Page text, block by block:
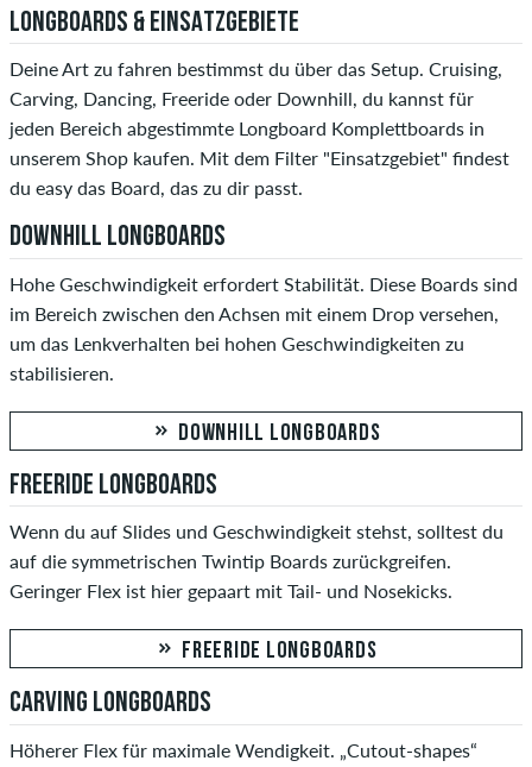
LONGBOARDS & EINSATZGEBIETE
Deine Art zu fahren bestimmst du über das Setup. Cruising,
Carving, Dancing, Freeride oder Downhill, du kannst für
jeden Bereich abgestimmte Longboard Komplettboards in
unserem Shop kaufen. Mit dem Filter "Einsatzgebiet" findest
du easy das Board, das zu dir passt.
DOWNHILL LONGBOARDS
Hohe Geschwindigkeit erfordert Stabilität. Diese Boards sind
im Bereich zwischen den Achsen mit einem Drop versehen,
um das Lenkverhalten bei hohen Geschwindigkeiten zu
stabilisieren.
DOWNHILL LONGBOARDS
FREERIDE LONGBOARDS
Wenn du auf Slides und Geschwindigkeit stehst, solltest du
auf die symmetrischen Twintip Boards zurückgreifen.
Geringer Flex ist hier gepaart mit Tail- und Nosekicks.
FREERIDE LONGBOARDS
CARVING LONGBOARDS
Höherer Flex für maximale Wendigkeit. „Cutout-shapes“